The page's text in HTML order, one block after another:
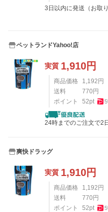
3日以内に発送（お取
ペットランドYahoo!店
実質 1,910円
商品価格 1,192 円
送料
770 円
ポイント
52pt 5
24時までのご注文で2
爽快ドラッグ
実質 1,910円
商品価格 1,192円
送料
770円
ポイント
52pt 5